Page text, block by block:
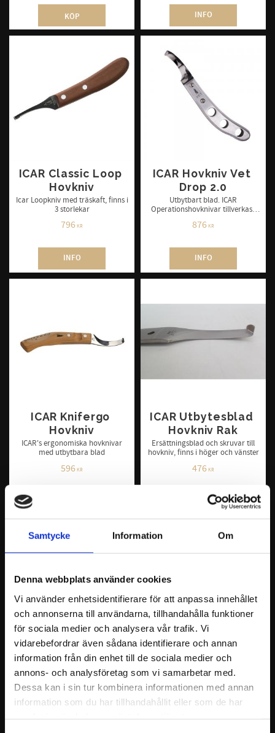
Samtycke Information Om
Denna webbplats använder cookies
Vi använder enhetsidentifierare för att anpassa innehållet
och annonserna till användarna, tillhandahålla funktioner
för sociala medier och analysera vår trafik. Vi
vidarebefordrar även sådana identifierare och annan
information från din enhet till de sociala medier och
annons- och analysföretag som vi samarbetar med.
Dessa kan i sin tur kombinera informationen med annan
information som du har tillhandahållit eller som de har
KÖP INFO
ICAR Classic Loop
Hovkniv
Icar Loopkniv med träskaft, finns i
3 storlekar
796KR
INFO
ICAR Hovkniv Vet
Drop 2.0
Utbytbart blad. ICAR
Operationshovknivar tillverkas i
designat för att steriliseras i
876KR
INFO
ICAR Knifergo
Hovkniv
ICAR's ergonomiska hovknivar
med utbytbara blad
596KR
ICAR Utbytesblad
Hovkniv Rak
Ersättningsblad och skruvar till
hovkniv, finns i höger och vänster
476KR
INFO
ICAR Vet 2.0
Hovkniv Aluminium
rak
ICAR Veteirnärshovknivar
rostfritt stål designat för att
ICAR Vet 2.0 Loop
Hovkniv 11mm
ICAR loopkniv tillverkas i Italien av
superskarpt rostfritt stål designat
för att steriliseras i autoklav!